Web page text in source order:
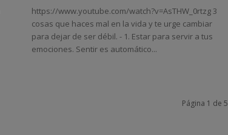
https://www.youtube.com/watch?v=AsTHW_0rtzg 3
cosas que haces mal en la vida y te urge cambiar
para dejar de ser débil. - 1. Estar para servir a tus
emociones. Sentir es automático...
Página 1 de 5